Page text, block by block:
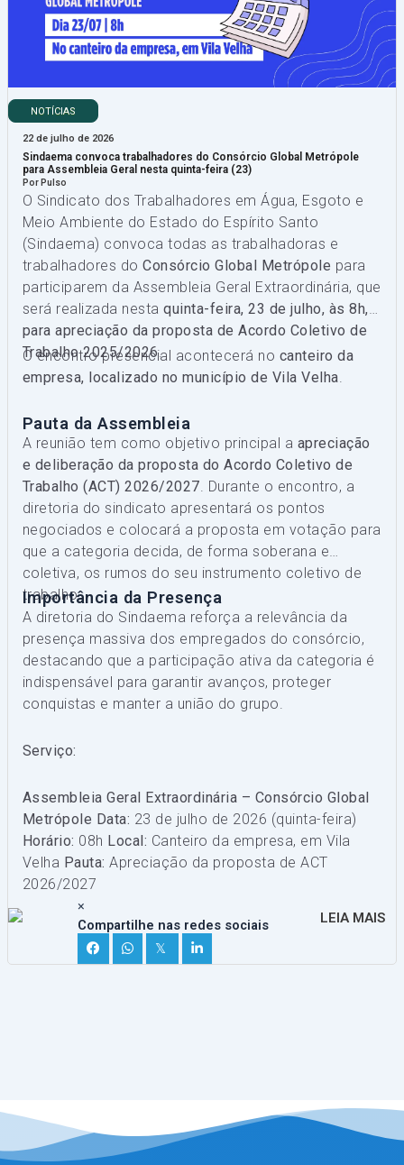
NOTÍCIAS
22 de julho de 2026
Sindaema convoca trabalhadores do Consórcio Global Metrópole
para Assembleia Geral nesta quinta-feira (23)
Por Pulso
O Sindicato dos Trabalhadores em Água, Esgoto e
Meio Ambiente do Estado do Espírito Santo
(Sindaema) convoca todas as trabalhadoras e
trabalhadores doConsórcio Global Metrópole para
participarem da Assembleia Geral Extraordinária, que
será realizada nestaquinta-feira, 23 de julho, às 8h,
para apreciação da proposta de Acordo Coletivo de
Trabalho 2025/2026.
O encontro presencial acontecerá no canteiro da
empresa, localizado no município de Vila Velha.
Pauta da Assembleia
A reunião tem como objetivo principal a apreciação
e deliberação da proposta do Acordo Coletivo de
Trabalho (ACT) 2026/2027. Durante o encontro, a
diretoria do sindicato apresentará os pontos
negociados e colocará a proposta em votação para
que a categoria decida, de forma soberana e
coletiva, os rumos do seu instrumento coletivo de
trabalho.
Importância da Presença
A diretoria do Sindaema reforça a relevância da
presença massiva dos empregados do consórcio,
destacando que a participação ativa da categoria é
indispensável para garantir avanços, proteger
conquistas e manter a união do grupo.
Serviço:
Assembleia Geral Extraordinária – Consórcio Global
Metrópole Data: 23 de julho de 2026 (quinta-feira)
Horário: 08h Local: Canteiro da empresa, em Vila
Velha Pauta: Apreciação da proposta de ACT
2026/2027
×
Compartilhe nas redes sociais
𝕏
LEIA MAIS